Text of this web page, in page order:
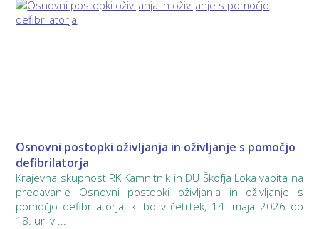
Osnovni postopki oživljanja in oživljanje s pomočjo
defibrilatorja
Krajevna skupnost RK Kamnitnik in DU Škofja Loka vabita na
predavanje Osnovni postopki oživljanja in oživljanje s
pomočjo defibrilatorja, ki bo v četrtek, 14. maja 2026 ob
18. uri v ...